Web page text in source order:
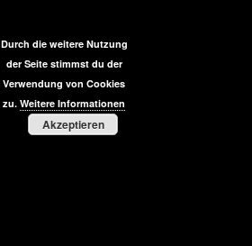
Durch die weitere Nutzung
der Seite stimmst du der
Verwendung von Cookies
zu. Weitere Informationen
Akzeptieren